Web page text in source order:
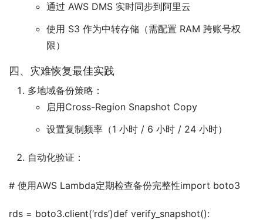
通过 AWS DMS 实时同步到阿里云
使用 S3 作为中转存储（需配置 RAM 跨账号权
限）
四、灾难恢复最佳实践
多地域备份策略：
启用Cross-Region Snapshot Copy
设置复制频率（1 小时 / 6 小时 / 24 小时）
自动化验证：
# 使用AWS Lambda定期检查备份完整性import boto3
rds = boto3.client(‘rds’)def verify_snapshot():